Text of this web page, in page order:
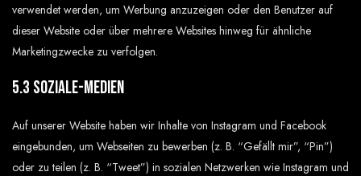
verwendet werden, um Werbung anzuzeigen oder den Benutzer auf
dieser Website oder über mehrere Websites hinweg für ähnliche
Marketingzwecke zu verfolgen.
5.3 Soziale-Medien
Auf unserer Website haben wir Inhalte von Instagram und Facebook
eingebunden, um Webseiten zu bewerben (z. B. “Gefällt mir”, “Pin”)
oder zu teilen (z. B. “Tweet”) in sozialen Netzwerken wie Instagram und